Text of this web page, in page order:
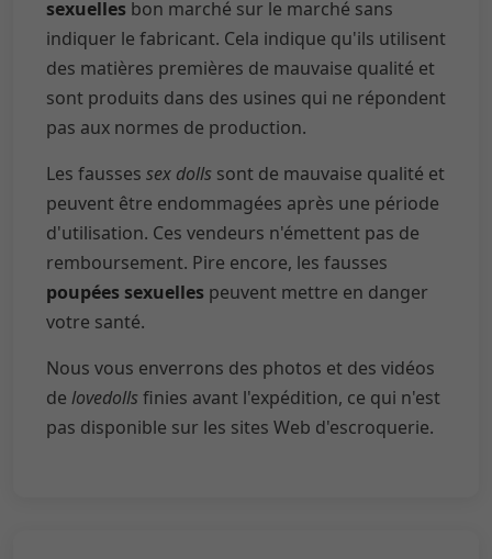
sexuelles bon marché sur le marché sans
indiquer le fabricant. Cela indique qu'ils utilisent
des matières premières de mauvaise qualité et
sont produits dans des usines qui ne répondent
pas aux normes de production.
Les fausses sex dolls sont de mauvaise qualité et
peuvent être endommagées après une période
d'utilisation. Ces vendeurs n'émettent pas de
remboursement. Pire encore, les fausses
poupées sexuelles peuvent mettre en danger
votre santé.
Nous vous enverrons des photos et des vidéos
de lovedolls finies avant l'expédition, ce qui n'est
pas disponible sur les sites Web d'escroquerie.